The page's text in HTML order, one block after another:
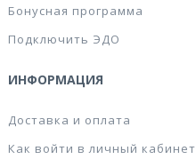
Бонусная программа
Подключить ЭДО
ИНФОРМАЦИЯ
Доставка и оплата
Как войти в личный кабинет